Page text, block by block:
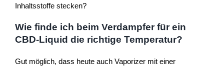
Inhaltsstoffe stecken?
Wie finde ich beim Verdampfer für ein
CBD-Liquid die richtige Temperatur?
Gut möglich, dass heute auch Vaporizer mit einer